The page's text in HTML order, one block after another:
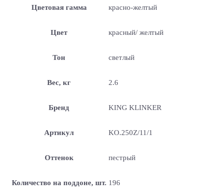
Цветовая гамма красно-желтый
Цвет красный/ желтый
Тон светлый
Вес, кг 2.6
Бренд KING KLINKER
Артикул KO.250Z/11/1
Оттенок пестрый
Количество на поддоне, шт. 196